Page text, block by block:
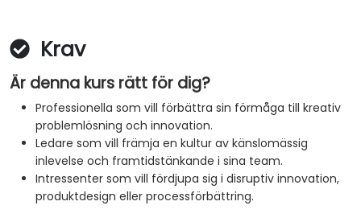
Krav
Är denna kurs rätt för dig?
Professionella som vill förbättra sin förmåga till kreativ
problemlösning och innovation.
Ledare som vill främja en kultur av känslomässig
inlevelse och framtidstänkande i sina team.
Intressenter som vill fördjupa sig i disruptiv innovation,
produktdesign eller processförbättring.